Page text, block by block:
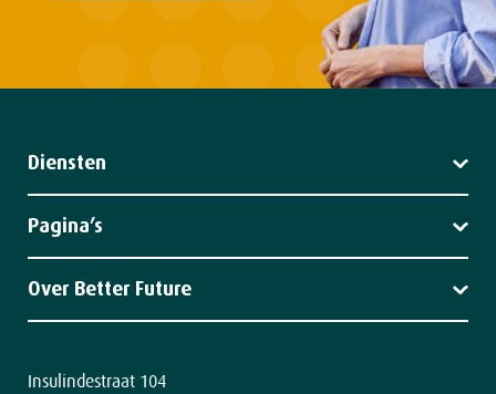
Insulindestraat 104
Diensten
Strategie
Pagina’s
Klantverhalen
Over Better Future
Contact